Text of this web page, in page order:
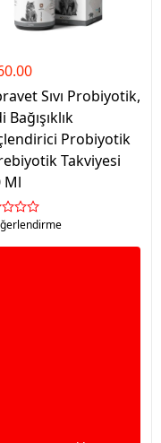
Sıvı Probiyotik,
Bağışıklık
Probiyotik
Takviyesi
Ml